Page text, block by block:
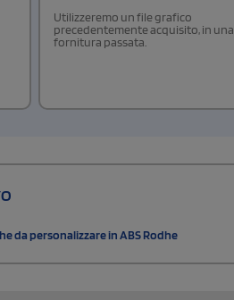
Utilizzeremo un file grafico
precedentemente acquisito, in una
fornitura passata.
da personalizzare in ABS Rodhe